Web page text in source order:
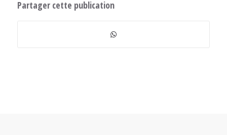
Partager cette publication